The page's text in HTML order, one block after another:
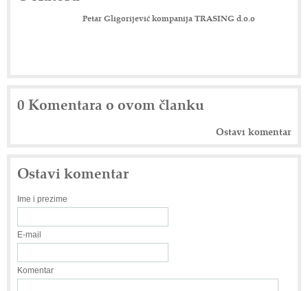
Petar Gligorijević kompanija TRASING d.o.o
0 Komentara o ovom članku
Ostavi komentar
Ostavi komentar
Ime i prezime
E-mail
Komentar